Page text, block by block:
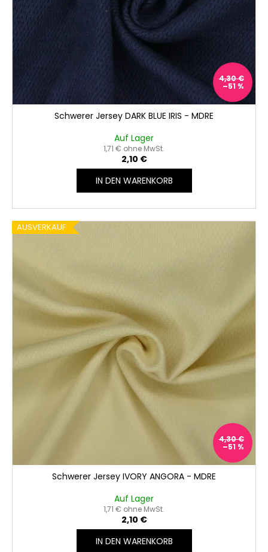
4,30 €
–51 %
Schwerer Jersey DARK BLUE IRIS - MDRE
Auf Lager
1,71 € ohne MwSt.
2,10 €
IN DEN WARENKORB
AUSVERKAUF
4,30 €
–51 %
Schwerer Jersey IVORY ANGORA - MDRE
Auf Lager
1,71 € ohne MwSt.
2,10 €
IN DEN WARENKORB